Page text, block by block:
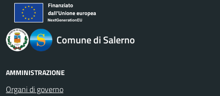
logo Unione Europea
Comune di Salerno
AMMINISTRAZIONE
Organi di governo